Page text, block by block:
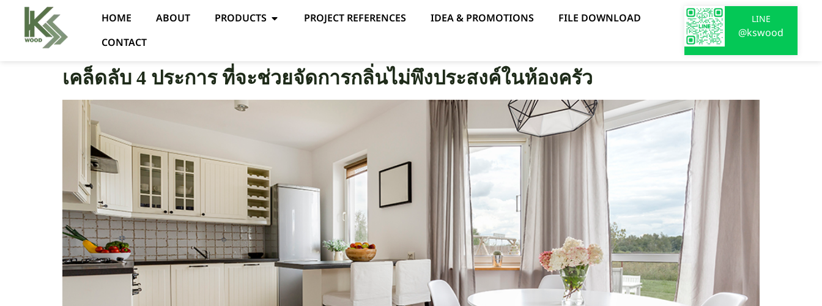
HOME ABOUT PRODUCTS PROJECT REFERENCES IDEA & PROMOTIONS
FILE DOWNLOAD
CONTACT
LINE
@kswood
เคล็ดลับ 4 ประการ ที่จะช่วยจัดการกลิ่นไม่พึงประสงค์ในห้องครัว